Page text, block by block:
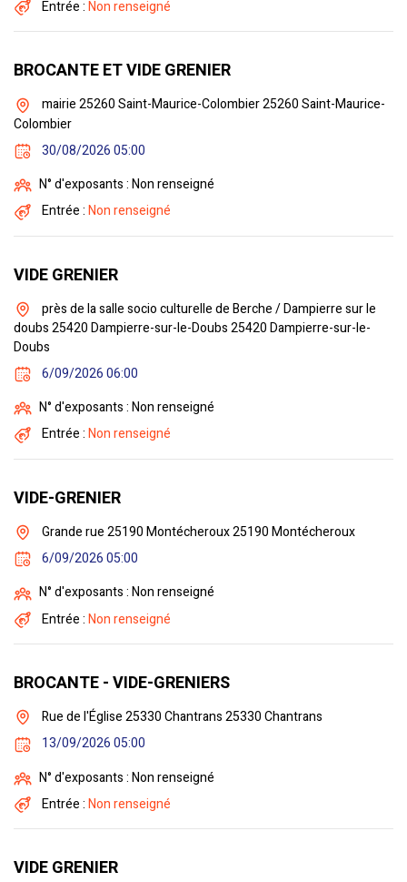
Entrée :Non renseigné
BROCANTE ET VIDE GRENIER
mairie 25260 Saint-Maurice-Colombier 25260 Saint-Maurice-
Colombier
30/08/2026 05:00
N° d'exposants : Non renseigné
Entrée :Non renseigné
VIDE GRENIER
près de la salle socio culturelle de Berche / Dampierre sur le
doubs 25420 Dampierre-sur-le-Doubs 25420 Dampierre-sur-le-
Doubs
6/09/2026 06:00
N° d'exposants : Non renseigné
Entrée :Non renseigné
VIDE-GRENIER
Grande rue 25190 Montécheroux 25190 Montécheroux
6/09/2026 05:00
N° d'exposants : Non renseigné
Entrée :Non renseigné
BROCANTE - VIDE-GRENIERS
Rue de l'Église 25330 Chantrans 25330 Chantrans
13/09/2026 05:00
N° d'exposants : Non renseigné
Entrée :Non renseigné
VIDE GRENIER